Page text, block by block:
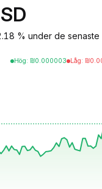
% under de
Hög: ₪0.000003 Låg: ₪